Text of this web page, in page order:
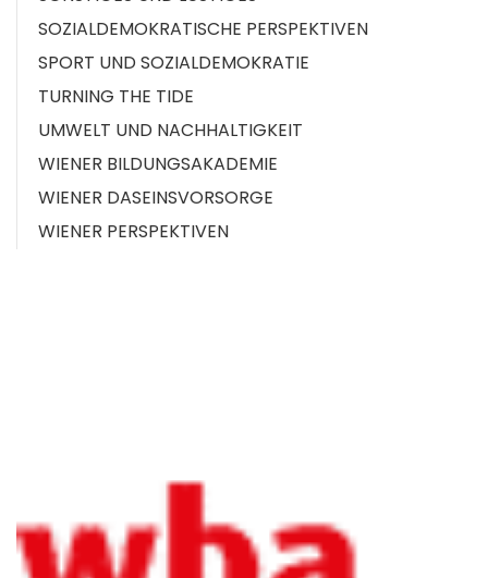
SOZIALDEMOKRATISCHE PERSPEKTIVEN
SPORT UND SOZIALDEMOKRATIE
TURNING THE TIDE
UMWELT UND NACHHALTIGKEIT
WIENER BILDUNGSAKADEMIE
WIENER DASEINSVORSORGE
WIENER PERSPEKTIVEN